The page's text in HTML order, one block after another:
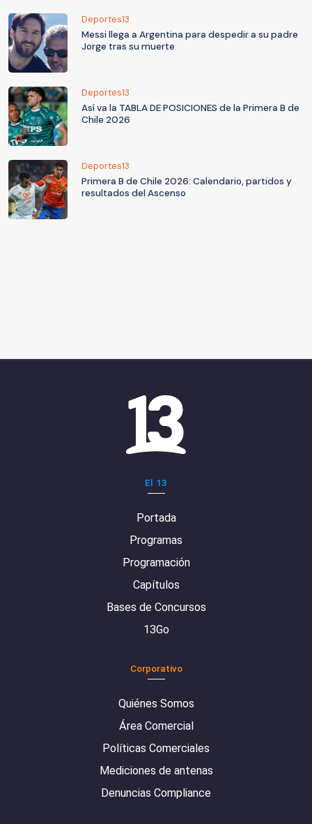
Deportes13
Messi llega a Argentina para despedir a su padre
Jorge tras su muerte
Deportes13
Así va la TABLA DE POSICIONES de la Primera B de
Chile 2026
Deportes13
Primera B de Chile 2026: Calendario, partidos y
resultados del Ascenso
El 13
Portada
Programas
Programación
Capítulos
Bases de Concursos
13Go
Corporativo
Quiénes Somos
Área Comercial
Políticas Comerciales
Mediciones de antenas
Denuncias Compliance